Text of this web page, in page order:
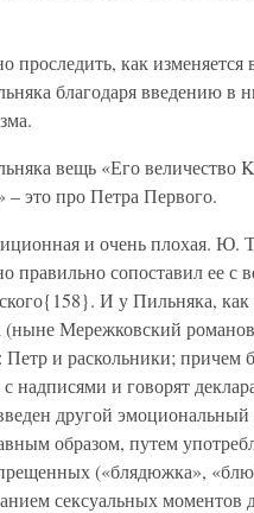
проследить, как изменяется
благодаря введению в
вещь «Его величество
– это про Петра Первого.
и очень плохая. Ю.
правильно сопоставил ее с
И у Пильняка, как
(ныне Мережковский
Петр и раскольники; причем
надписями и говорят
другой
образом, путем
(«блядюжка»,
сексуальных моментов